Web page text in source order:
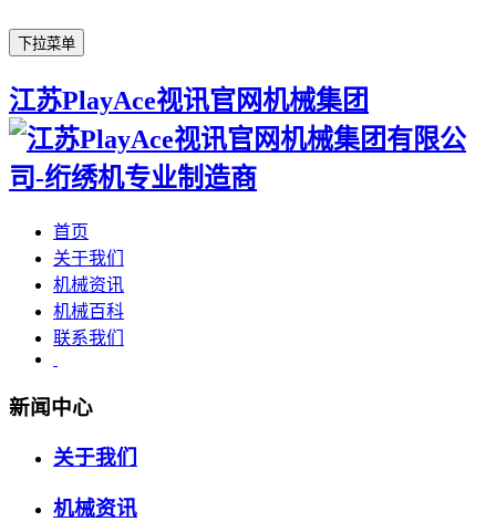
下拉菜单
江苏PlayAce视讯官网机械集团
首页
关于我们
机械资讯
机械百科
联系我们
新闻中心
关于我们
机械资讯